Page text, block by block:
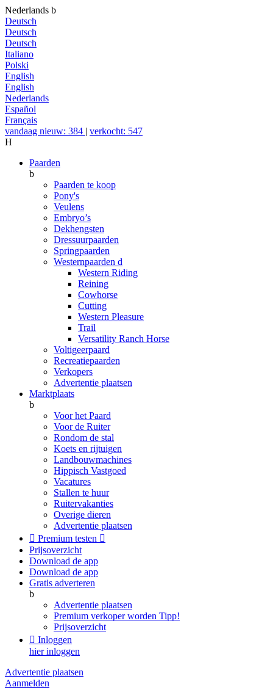
Nederlands b
Deutsch
Deutsch
Deutsch
Italiano
Polski
English
English
Nederlands
Español
Français
vandaag nieuw: 384 | verkocht: 547
H
Paarden
b
Paarden te koop
Pony's
Veulens
Embryo’s
Dekhengsten
Dressuurpaarden
Springpaarden
Westernpaarden d
Western Riding
Reining
Cowhorse
Cutting
Western Pleasure
Trail
Versatility Ranch Horse
Voltigeerpaard
Recreatiepaarden
Verkopers
Advertentie plaatsen
Marktplaats
b
Voor het Paard
Voor de Ruiter
Rondom de stal
Koets en rijtuigen
Landbouwmachines
Hippisch Vastgoed
Vacatures
Stallen te huur
Ruitervakanties
Overige dieren
Advertentie plaatsen
 Premium testen 
Prijsoverzicht
Download de app
Download de app
Gratis adverteren
b
Advertentie plaatsen
Premium verkoper worden Tipp!
Prijsoverzicht
 Inloggen
hier inloggen
Advertentie plaatsen
Aanmelden